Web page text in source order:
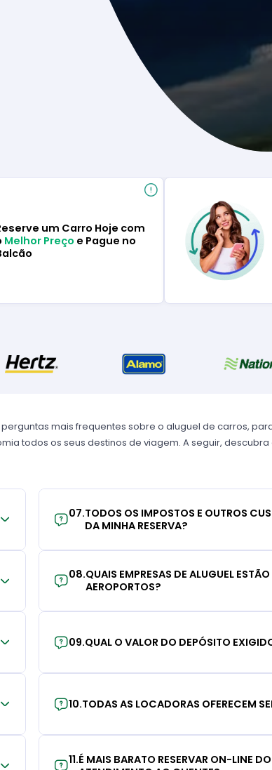
um Carro Hoje com
Melhor Preço e Pague no
perguntas mais frequentes sobre o aluguel de carros,
todos os seus destinos de viagem. A seguir,
07.TODOS OS IMPOSTOS E OUTROS
DA MINHA RESERVA?
08.QUAIS EMPRESAS DE ALUGUEL
AEROPORTOS?
09.QUAL O VALOR DO DEPÓSITO
10.TODAS AS LOCADORAS OFERECEM
11.É MAIS BARATO RESERVAR ON-LINE